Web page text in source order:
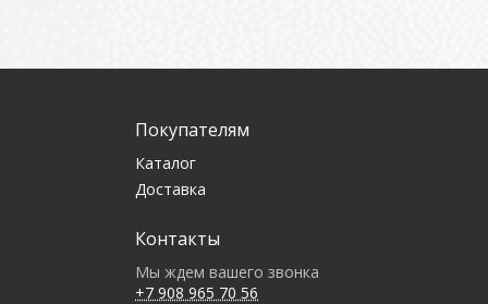
Покупателям
Каталог
Доставка
Контакты
Мы ждем вашего звонка
+7 908 965 70 56